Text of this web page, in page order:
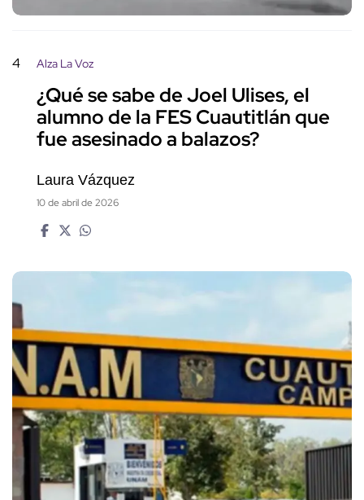
4 Alza La Voz
¿Qué se sabe de Joel Ulises, el
alumno de la FES Cuautitlán que
fue asesinado a balazos?
Laura Vázquez
10 de abril de 2026